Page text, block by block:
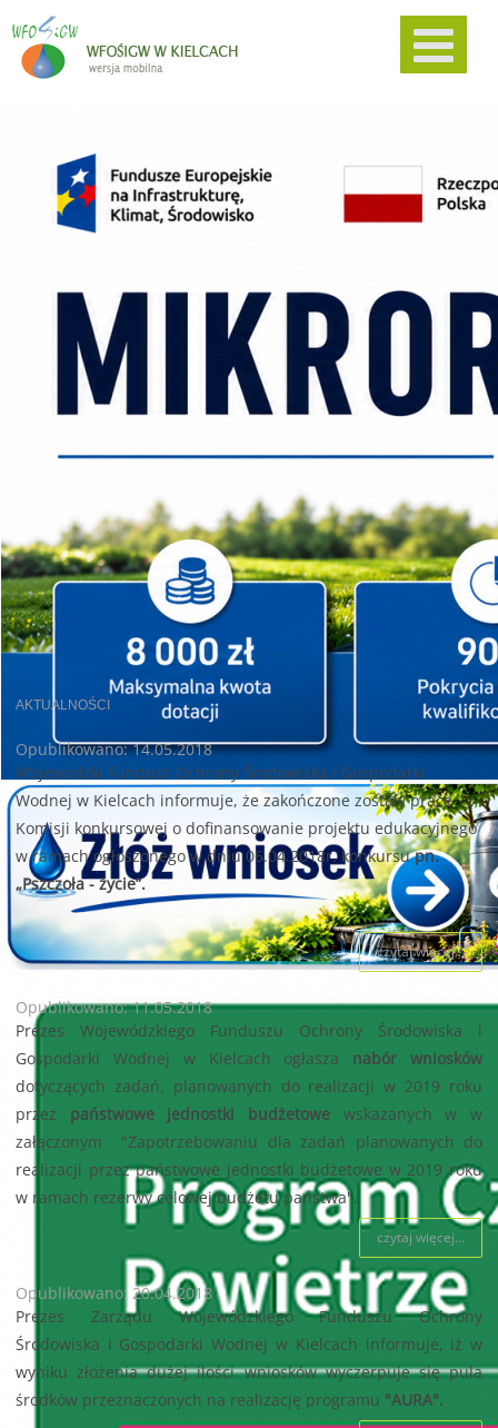
AKTUALNOŚCI
Opublikowano: 14.05.2018
Wojewódzki Fundusz Ochrony Środowiska i Gospodarki
Wodnej w Kielcach informuje, że zakończone zostały prace
Komisji konkursowej o dofinansowanie projektu edukacyjnego
w ramach ogłoszonego w dniu 06.04.2018r. konkursupn.
„Pszczoła - życie”.
czytaj więcej...
Opublikowano: 11.05.2018
Prezes Wojewódzkiego Funduszu Ochrony Środowiska i
Gospodarki Wodnej w Kielcach ogłasza nabór wniosków
dotyczących zadań, planowanych do realizacji w 2019 roku
przez państwowe jednostki budżetowe wskazanych w w
załączonym "Zapotrzebowaniu dla zadań planowanych do
realizacji przez państwowe jednostki budżetowe w 2019 roku
w ramach rezerwy celowej budżetu państwa".
czytaj więcej...
Opublikowano: 20.04.2018
Prezes Zarządu Wojewódzkiego Funduszu Ochrony
Środowiska i Gospodarki Wodnej w Kielcach informuje, iż w
wyniku złożenia dużej ilości wniosków wyczerpuje się pula
środków przeznaczonych na realizację programu "AURA".